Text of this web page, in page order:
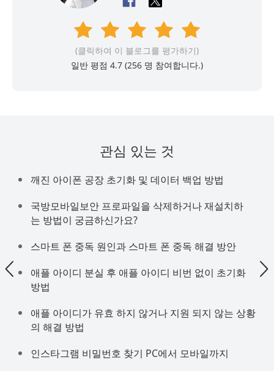
(클릭하여 이 블로그를 평가하기)
일반 평점 4.7 (256 명 참여합니다.)
관심 있는 것
깨진 아이폰 공장 초기화 및 데이터 백업 방법
국방모바일보안 프로파일을 삭제하거나 재설치하
는 방법이 궁금하신가요?
스마트 폰 중독 원인과 스마트 폰 중독 해결 방안
애플 아이디 분실 후 애플 아이디 비번 없이 초기화
방법
애플 아이디가 유효 하지 않거나 지원 되지 않는 상황
의 해결 방법
인스타그램 비밀번호 찾기 PC에서 모바일까지